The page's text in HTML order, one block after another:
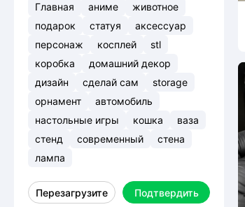
Главная
аниме
животное
подарок
статуя
аксессуар
персонаж
косплей
stl
коробка
домашний декор
дизайн
сделай сам
storage
орнамент
автомобиль
настольные игры
кошка
ваза
стенд
современный
стена
лампа
Перезагрузите Подтвердить